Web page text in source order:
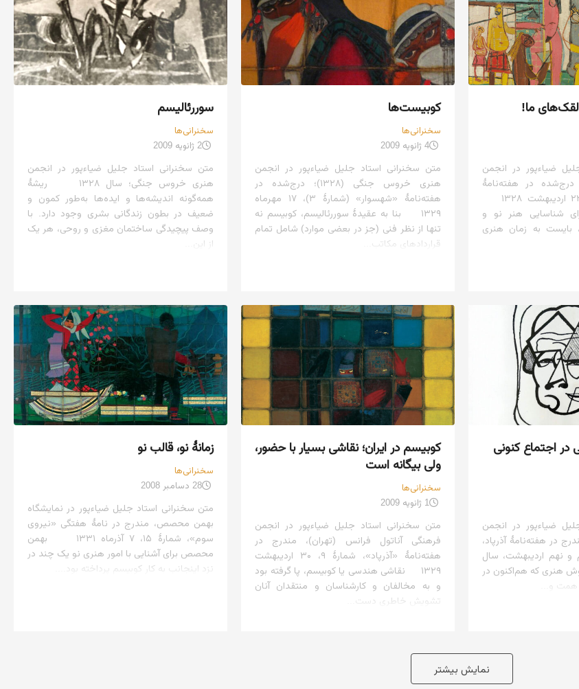
ما!
ضیاءپور در انجمن
در هفته‌نامهٔ
شناسایی هنر نو و
به زمان هنری
کوبیست‌ها
سخنرانی‌ها
4 ژانویه 2009
متن سخنرانی استاد جلیل ضیاءپور در انجمن
هنری خروس جنگی (۱۳۲۸)؛ درج‌شده در
هفته‌نامهٔ «شهسوار» (شمارهٔ ۳)، ۱۷ مهرماه
۱۳۲۹ بنا به عقیدهٔ سوررئالیسم، کوبیسم نه
تنها از نظر فنی (جز در بعضی موارد) شامل تمام
قراردادهای مکاتب...
سوررئالیسم
سخنرانی‌ها
2 ژانویه 2009
متن سخنرانی استاد جلیل ضیاءپور در انجمن
هنری خروس جنگی؛ سال ۱۳۲۸ ریشهٔ
همه‌گونه اندیشه‌ها و ایده‌ها به‌طور کمون و
ضعیف در بطون زندگانی بشری وجود دارد. با
وصف پیچیدگی ساختمان مغزی و روحی، هر یک
از این...
اجتماع کنونی
ضیاءپور در انجمن
در هفته‌نامهٔ آذرپاد،
۵ و ۶، دوم و نهم اردیبهشت، سال
هنری که هم‌اکنون در
همت و...
کوبیسم در ایران؛ نقاشی بسیار با حضور،
ولی بیگانه است
سخنرانی‌ها
1 ژانویه 2009
متن سخنرانی استاد جلیل ضیاءپور در انجمن
فرهنگی آناتول فرانس (تهران)، مندرج در
هفته‌نامهٔ «آذرپاد»، شمارهٔ ۹، ۳۰ اردیبهشت
۱۳۲۹ نقاشی هندسی یا کوبیسم، پا گرفته بود
و به مخالفان و کارشناسان و منتقدان آنان
تشویش خاطری دست...
زمانهٔ نو، قالب نو
سخنرانی‌ها
28 دسامبر 2008
متن سخنرانی استاد جلیل ضیاءپور در نمایشگاه
بهمن محصص، مندرج در نامهٔ هفتگی «نیروی
سوم»، شمارهٔ ۱۵، ۷ آذرماه ۱۳۳۱ بهمن
محصص برای آشنایی با امور هنری نو یک چند در
نزد اینجانب به کار کوبیسم پرداخته بود....
نمایش بیشتر